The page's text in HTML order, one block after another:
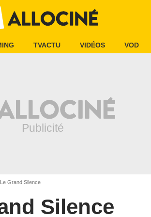
TVACTU VIDÉOS VOD
Grand Silence
Silence